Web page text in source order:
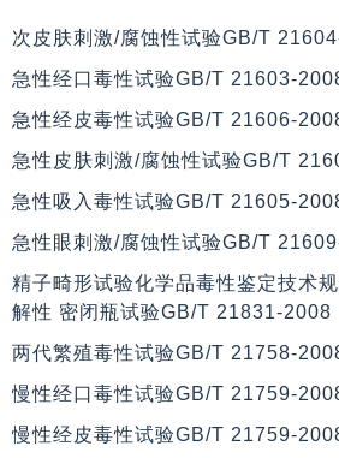
次皮肤刺激/腐蚀性试验GB/T
急性经口毒性试验GB/T 21603-
急性经皮毒性试验GB/T 21606-
急性皮肤刺激/腐蚀性试验GB/T
急性吸入毒性试验GB/T 21605-
急性眼刺激/腐蚀性试验GB/T
精子畸形试验化学品毒性鉴定技术
解性 密闭瓶试验GB/T 21831-2008
两代繁殖毒性试验GB/T 21758-
慢性经口毒性试验GB/T 21759-
慢性经皮毒性试验GB/T 21759-